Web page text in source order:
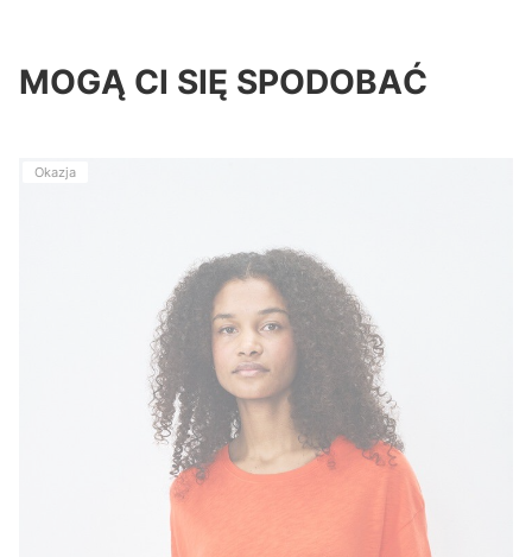
MOGĄ CI SIĘ SPODOBAĆ
Okazja